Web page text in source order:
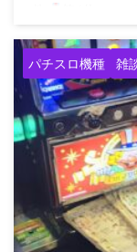
パチスロ機種 雑